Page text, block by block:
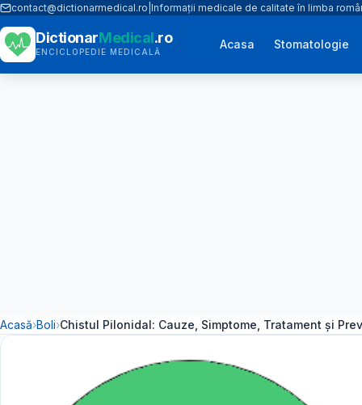
contact@dictionarmedical.ro Informații medicale de calitate în limba
DictionarMedical.ro
ENCICLOPEDIE MEDICALĂ
Acasa Stomatologie
Acasă›Boli›Chistul Pilonidal: Cauze, Simptome, Tratament și